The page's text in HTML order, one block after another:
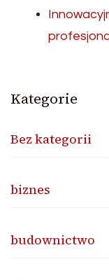
Kategorie
Bez kategorii
biznes
budownictwo